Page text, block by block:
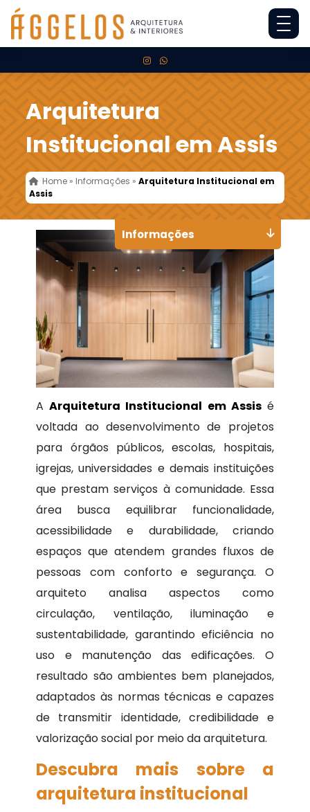
Arquitetura
Institucional em Assis
Home » Informações »Arquitetura Institucional em
Assis
AArquitetura Institucional em Assisé
voltada ao desenvolvimento de projetos
para órgãos públicos, escolas, hospitais,
igrejas, universidades e demais instituições
que prestam serviços à comunidade. Essa
área busca equilibrar funcionalidade,
acessibilidade e durabilidade, criando
espaços que atendem grandes fluxos de
pessoas com conforto e segurança. O
arquiteto analisa aspectos como
circulação, ventilação, iluminação e
sustentabilidade, garantindo eficiência no
uso e manutenção das edificações. O
resultado são ambientes bem planejados,
adaptados às normas técnicas e capazes
de transmitir identidade, credibilidade e
valorização social por meio da arquitetura.
Descubra mais sobre a
arquitetura institucional
Informações